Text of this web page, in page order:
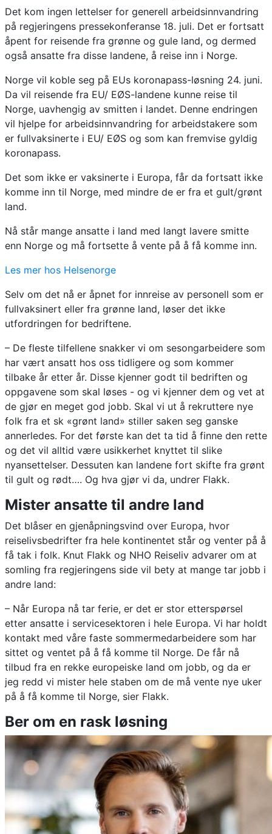
Det kom ingen lettelser for generell arbeidsinnvandring
på regjeringens pressekonferanse 18. juli. Det er fortsatt
åpent for reisende fra grønne og gule land, og dermed
også ansatte fra disse landene, å reise inn i Norge.
Norge vil koble seg på EUs koronapass-løsning 24. juni.
Da vil reisende fra EU/ EØS-landene kunne reise til
Norge, uavhengig av smitten i landet. Denne endringen
vil hjelpe for arbeidsinnvandring for arbeidstakere som
er fullvaksinerte i EU/ EØS og som kan fremvise gyldig
koronapass.
Det som ikke er vaksinerte i Europa, får da fortsatt ikke
komme inn til Norge, med mindre de er fra et gult/grønt
land.
Nå står mange ansatte i land med langt lavere smitte
enn Norge og må fortsette å vente på å få komme inn.
Les mer hos Helsenorge
Selv om det nå er åpnet for innreise av personell som er
fullvaksinert eller fra grønne land, løser det ikke
utfordringen for bedriftene.
– De fleste tilfellene snakker vi om sesongarbeidere som
har vært ansatt hos oss tidligere og som kommer
tilbake år etter år. Disse kjenner godt til bedriften og
oppgavene som skal løses - og vi kjenner dem og vet at
de gjør en meget god jobb. Skal vi ut å rekruttere nye
folk fra et sk «grønt land» stiller saken seg ganske
annerledes. For det første kan det ta tid å finne den rette
og det vil alltid være usikkerhet knyttet til slike
nyansettelser. Dessuten kan landene fort skifte fra grønt
til gult og rødt…. Og hva gjør vi da, undrer Flakk.
Mister ansatte til andre land
Det blåser en gjenåpningsvind over Europa, hvor
reiselivsbedrifter fra hele kontinentet står og venter på å
få tak i folk. Knut Flakk og NHO Reiseliv advarer om at
somling fra regjeringens side vil bety at mange tar jobb i
andre land:
– Når Europa nå tar ferie, er det er stor etterspørsel
etter ansatte i servicesektoren i hele Europa. Vi har holdt
kontakt med våre faste sommermedarbeidere som har
sittet og ventet på å få komme til Norge. De får nå
tilbud fra en rekke europeiske land om jobb, og da er
jeg redd vi mister hele staben om de må vente nye uker
på å få komme til Norge, sier Flakk.
Ber om en rask løsning